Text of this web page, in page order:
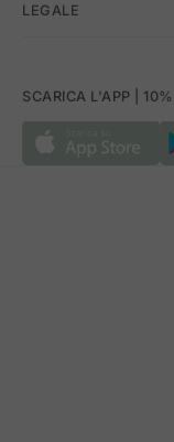
LEGALE
SCARICA L'APP |